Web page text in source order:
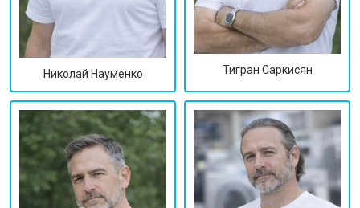
Николай Науменко Тигран Саркисян